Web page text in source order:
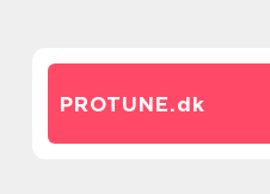
PROTUNE.dk